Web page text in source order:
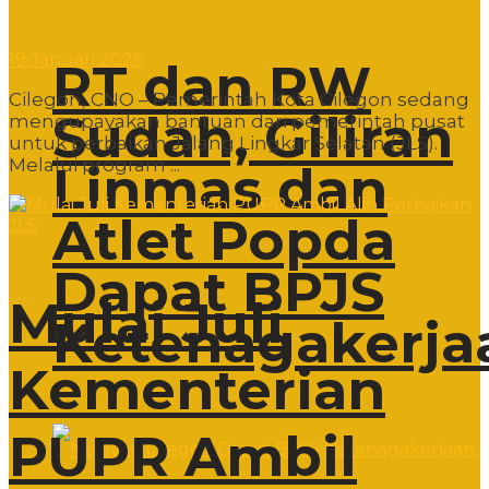
RT dan RW
Sudah, Giliran
Linmas dan
Atlet Popda
Dapat BPJS
Cilegon, CNO – Pemerintah Kota Cilegon sedang
mengupayakan bantuan dari pemerintah pusat
untuk perbaikan Jalang Lingkar Selatan (JLS).
Melalui program ...
Mulai Juli
Kementerian
PUPR Ambil